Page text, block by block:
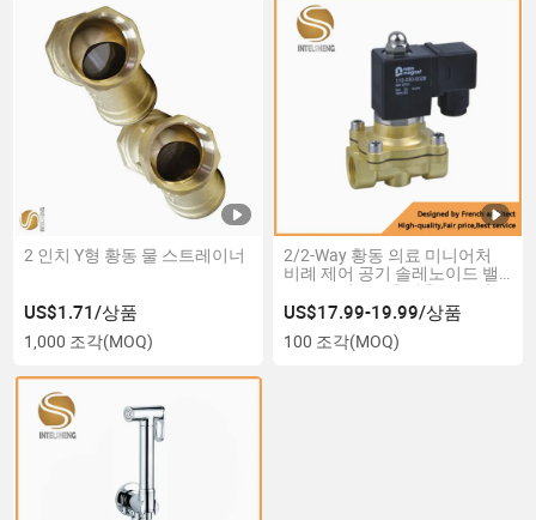
2 인치 Y형 황동 물 스트레이너
US$1.71/상품
1,000 조각(MOQ)
2/2-Way 황동 의료 미니어처
비례 제어 공기 솔레노이드 밸
브 12V 인공호흡기용 고유량
US$17.99-19.99/상품
100 조각(MOQ)